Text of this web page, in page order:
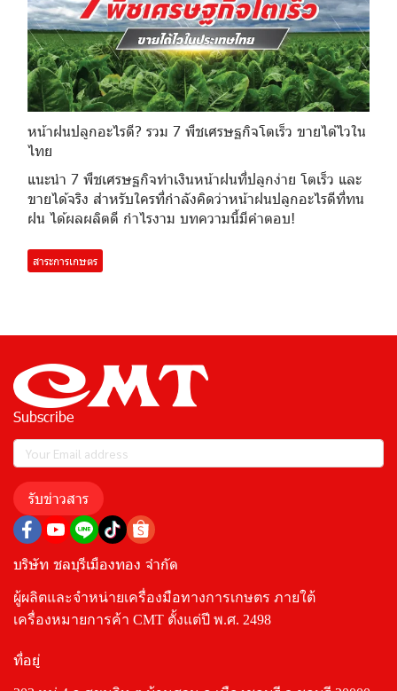
หน้าฝนปลูกอะไรดี? รวม 7 พืชเศรษฐกิจโตเร็ว ขายได้ไวใน
ไทย
แนะนำ 7 พืชเศรษฐกิจทำเงินหน้าฝนที่ปลูกง่าย โตเร็ว และ
ขายได้จริง สำหรับใครที่กำลังคิดว่าหน้าฝนปลูกอะไรดีที่ทน
ฝน ได้ผลผลิตดี กำไรงาม บทความนี้มีคำตอบ!
สาระการเกษตร
Subscribe
รับข่าวสาร
บริษัท ชลบุรีเมืองทอง จำกัด
ผู้ผลิตและจำหน่ายเครื่องมือทางการเกษตร ภายใต้
เครื่องหมายการค้า CMT ตั้งแต่ปี พ.ศ. 2498
ที่อยู่